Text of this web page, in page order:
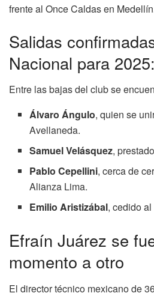
frente al Once Caldas en
Salidas
Nacional para 2025:
Entre las bajas del club se
Álvaro Ángulo, quien se
Avellaneda.
Samuel Velásquez,
Pablo Cepellini, cerca de
Alianza Lima.
Emilio Aristizábal, cedido
Efraín Juárez se
momento a otro
El director técnico mexicano de